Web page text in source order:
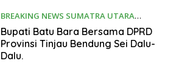
BREAKING NEWS SUMATRA UTARA
Desember 15, 2025
Bupati Batu Bara Bersama DPRD
Provinsi Tinjau Bendung Sei Dalu-
Dalu.